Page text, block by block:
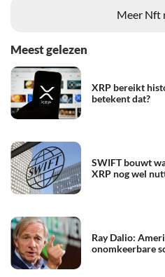
Meer Nft
Meest gelezen
XRP bereikt
betekent dat?
SWIFT bouwt
XRP nog wel
Ray Dalio:
onomkeerbare